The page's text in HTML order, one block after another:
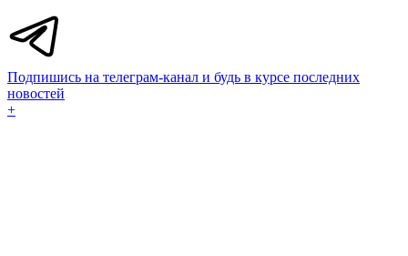
Подпишись на телеграм-канал и будь в курсе последних
новостей
+